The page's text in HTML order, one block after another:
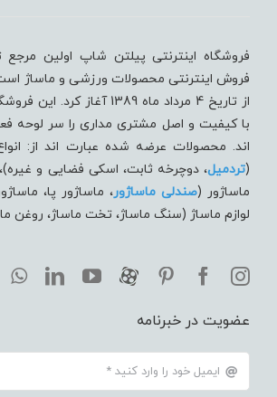
فروشگاه اینترنتی پیلتن شاپ اولین
فروش اینترنتی محصولات ورزشی و ماساژ
از تاریخ 4 مرداد ماه 1389 آغاز
با کیفیت و اصل مشتری مداری را سر لوحه
اند. محصولات عرضه شده عبارت اند از:
(تردميل، دوچرخه ثابت، اسکی فضایی و
ماساژور (صندلی ماساژور، ماساژور پا،
لوازم ماساژ (سنگ ماساژ، تخت ماساژ، روغن
عضویت در خبرنامه